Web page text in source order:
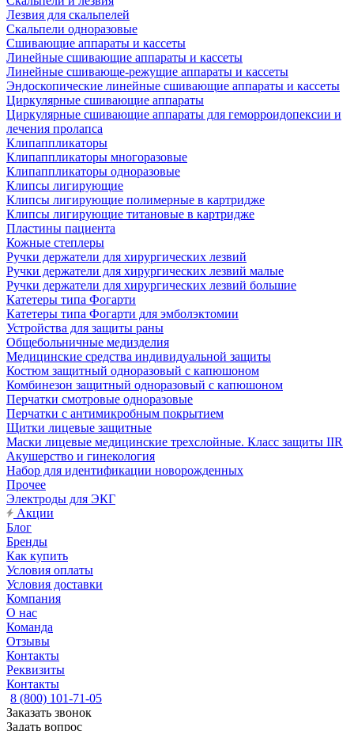
Лезвия для скальпелей
Скальпели одноразовые
Сшивающие аппараты и кассеты
Линейные сшивающие аппараты и кассеты
Линейные сшивающе-режущие аппараты и кассеты
Эндоскопические линейные сшивающие аппараты и кассеты
Циркулярные сшивающие аппараты
Циркулярные сшивающие аппараты для геморроидопексии и
лечения пролапса
Клипаппликаторы
Клипаппликаторы многоразовые
Клипаппликаторы одноразовые
Клипсы лигирующие
Клипсы лигирующие полимерные в картридже
Клипсы лигирующие титановые в картридже
Пластины пациента
Кожные степлеры
Ручки держатели для хирургических лезвий
Ручки держатели для хирургических лезвий малые
Ручки держатели для хирургических лезвий большие
Катетеры типа Фогарти
Катетеры типа Фогарти для эмболэктомии
Устройства для защиты раны
Общебольничные медизделия
Медицинские средства индивидуальной защиты
Костюм защитный одноразовый с капюшоном
Комбинезон защитный одноразовый с капюшоном
Перчатки смотровые одноразовые
Перчатки с антимикробным покрытием
Щитки лицевые защитные
Маски лицевые медицинские трехслойные. Класс защиты IIR
Акушерство и гинекология
Набор для идентификации новорожденных
Прочее
Электроды для ЭКГ
Акции
Блог
Бренды
Как купить
Условия оплаты
Условия доставки
Компания
О нас
Команда
Отзывы
Контакты
Реквизиты
Контакты
8 (800) 101-71-05
Заказать звонок
Задать вопрос